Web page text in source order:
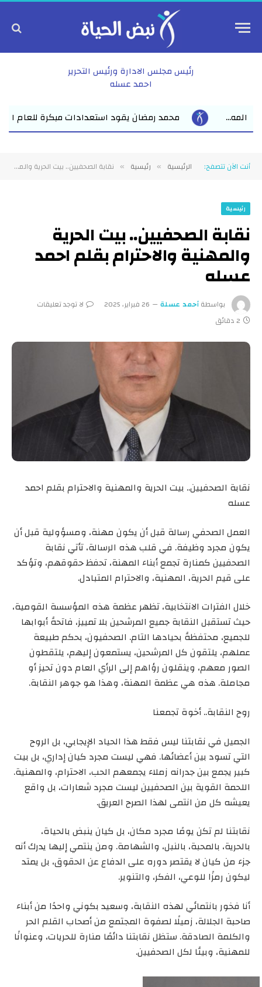
رئيس مجلس الادارة ورئيس التحرير
احمد عسله
استعدادات مبكرة للعام الدراسي الجديد بفاقوس لقاء موسع يجمع
أنت الآن تتصفح: الرئيسية » رئيسية » نقابة الصحفيين.. بيت الحرية والمهنية والاحترام بقلم احمد عسله
رئيسية
نقابة الصحفيين.. بيت الحرية
والمهنية والاحترام بقلم احمد
عسله
بواسطةأحمد عسلة 26 فبراير، 2025
لا توجد تعليقات
2 دقائق
نقابة الصحفيين.. بيت الحرية والمهنية والاحترام بقلم احمد
عسله
العمل الصحفي رسالة قبل أن يكون مهنة، ومسؤولية قبل أن
يكون مجرد وظيفة. في قلب هذه الرسالة، تأتي نقابة
الصحفيين كمنارة تجمع أبناء المهنة، تحفظ حقوقهم، وتؤكد
على قيم الحرية، المهنية، والاحترام المتبادل.
خلال الفترات الانتخابية، تظهر عظمة هذه المؤسسة القومية،
حيث تستقبل النقابة جميع المرشحين بلا تمييز، فاتحةً أبوابها
للجميع، محتفظةً بحيادها التام. الصحفيون، بحكم طبيعة
عملهم، يلتقون كل المرشحين، يستمعون إليهم، يلتقطون
الصور معهم، وينقلون رؤاهم إلى الرأي العام دون تحيز أو
مجاملة. هذه هي عظمة المهنة، وهذا هو جوهر النقابة.
روح النقابة.. أخوة تجمعنا
الجميل في نقابتنا ليس فقط هذا الحياد الإيجابي، بل الروح
التي تسود بين أعضائها. فهي ليست مجرد كيان إداري، بل بيت
كبير يجمع بين جدرانه زملاء يجمعهم الحب، الاحترام، والمهنية.
اللحمة القوية بين الصحفيين ليست مجرد شعارات، بل واقع
يعيشه كل من انتمى لهذا الصرح العريق.
نقابتنا لم تكن يومًا مجرد مكان، بل كيان ينبض بالحياة،
بالحرية، بالمحبة، بالنبل، والشهامة. ومن ينتمي إليها يدرك أنه
جزء من كيان لا يقتصر دوره على الدفاع عن الحقوق، بل يمتد
ليكون رمزًا للوعي، الفكر، والتنوير.
أنا فخور بانتمائي لهذه النقابة، وسعيد بكوني واحدًا من أبناء
صاحبة الجلالة، زميلًا لصفوة المجتمع من أصحاب القلم الحر
والكلمة الصادقة. ستظل نقابتنا دائمًا منارة للحريات، وعنوانًا
للمهنية، وبيتًا لكل الصحفيين.